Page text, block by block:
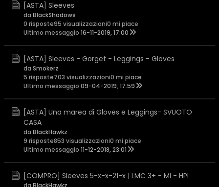
[ASTA] Sleeves
da BlackShadows
0 risposte95 visualizzazioni0 mi piace
Ultimo messaggio 16-11-2019, 17:00
[ASTA] Sleeves - Gorget - Leggings - Gloves
da Smokerz
5 risposte703 visualizzazioni0 mi piace
Ultimo messaggio 09-04-2019, 17:59
[ASTA] Una marea di Gloves e Leggings- SVUOTO
CASA
da BlackHawkz
9 risposte853 visualizzazioni0 mi piace
Ultimo messaggio 11-12-2018, 23:01
[COMPRO] Sleeves 5-x-x-21-x | LMC 3+ - MI - HPI
da BlackHawkz